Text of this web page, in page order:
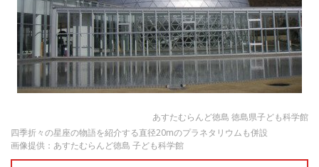
あすたむらんど徳島 徳島県子ども科学館
四季折々の星座の物語を紹介する直径20mのプラネタリウムも併設
画像提供：あすたむらんど徳島 子ども科学館